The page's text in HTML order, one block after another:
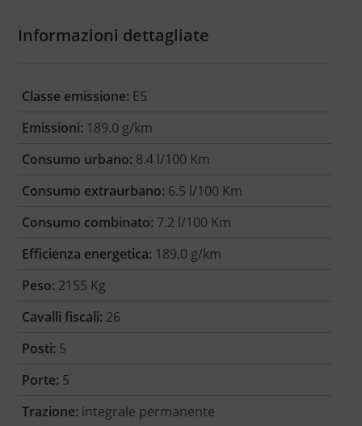
Informazioni dettagliate
Classe emissione: E5
Emissioni: 189.0 g/km
Consumo urbano: 8.4 l/100 Km
Consumo extraurbano: 6.5 l/100 Km
Consumo combinato: 7.2 l/100 Km
Efficienza energetica: 189.0 g/km
Peso: 2155 Kg
Cavalli fiscali: 26
Posti: 5
Porte: 5
Trazione: integrale permanente